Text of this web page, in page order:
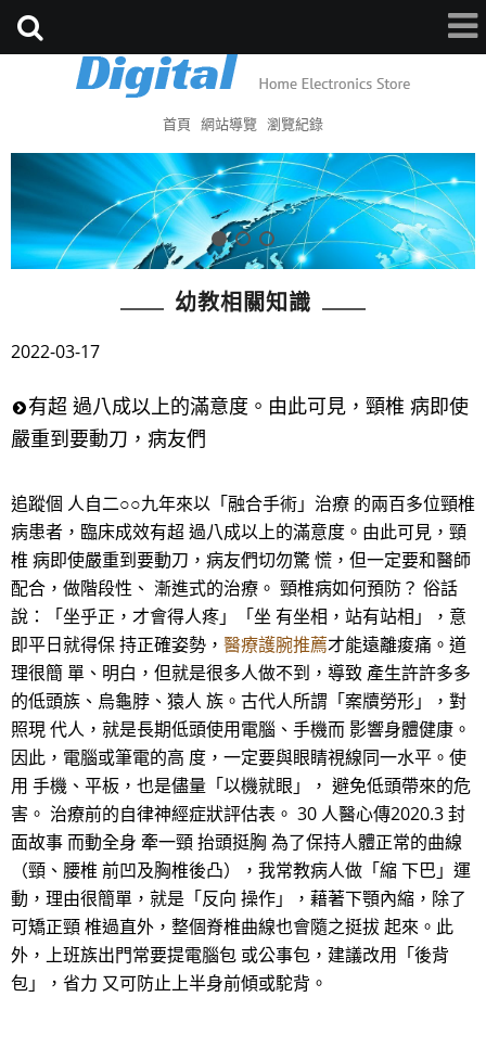
首頁 網站導覽 瀏覽紀錄
幼教相關知識
2022-03-17
有超 過八成以上的滿意度。由此可見，頸椎 病即使
嚴重到要動刀，病友們
追蹤個 人自二○○九年來以「融合手術」治療 的兩百多位頸椎
病患者，臨床成效有超 過八成以上的滿意度。由此可見，頸
椎 病即使嚴重到要動刀，病友們切勿驚 慌，但一定要和醫師
配合，做階段性、 漸進式的治療。 頸椎病如何預防？ 俗話
說：「坐乎正，才會得人疼」「坐 有坐相，站有站相」，意
即平日就得保 持正確姿勢， 醫療護腕推薦才能遠離痠痛。道
理很簡 單、明白，但就是很多人做不到，導致 產生許許多多
的低頭族、烏龜脖、猿人 族。古代人所謂「案牘勞形」，對
照現 代人，就是長期低頭使用電腦、手機而 影響身體健康。
因此，電腦或筆電的高 度，一定要與眼睛視線同一水平。使
用 手機、平板，也是儘量「以機就眼」， 避免低頭帶來的危
害。 治療前的自律神經症狀評估表。 30 人醫心傳2020.3 封
面故事 而動全身 牽一頸 抬頭挺胸 為了保持人體正常的曲線
（頸、腰椎 前凹及胸椎後凸），我常教病人做「縮 下巴」運
動，理由很簡單，就是「反向 操作」，藉著下顎內縮，除了
可矯正頸 椎過直外，整個脊椎曲線也會隨之挺拔 起來。此
外，上班族出門常要提電腦包 或公事包，建議改用「後背
包」，省力 又可防止上半身前傾或駝背。